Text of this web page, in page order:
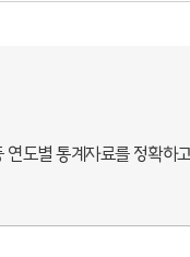
도별 통계자료를 정확하